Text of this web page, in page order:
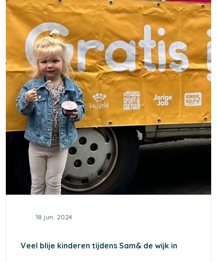
18 jun. 2024
Veel blije kinderen tijdens Sam& de wijk in